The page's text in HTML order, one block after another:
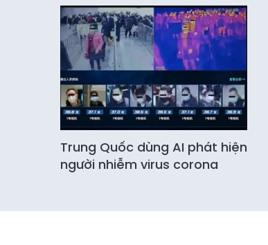
Trung Quốc dùng AI phát hiện
người nhiễm virus corona